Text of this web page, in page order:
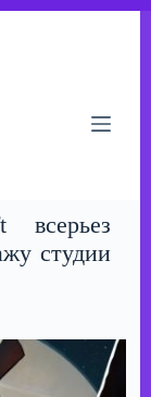
всерьез
студии